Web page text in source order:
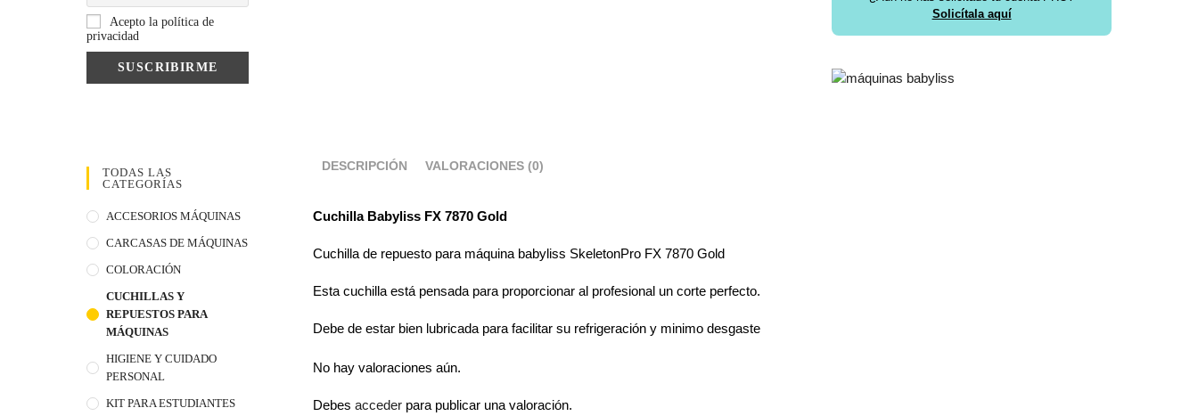
Acepto la política de
privacidad
TODAS LAS
CATEGORÍAS
ACCESORIOS MÁQUINAS
CARCASAS DE MÁQUINAS
COLORACIÓN
CUCHILLAS Y
REPUESTOS PARA
MÁQUINAS
HIGIENE Y CUIDADO
PERSONAL
KIT PARA ESTUDIANTES
Solicítala aquí
DESCRIPCIÓN VALORACIONES (0)
Cuchilla Babyliss FX 7870 Gold
Cuchilla de repuesto para máquina babyliss SkeletonPro FX 7870 Gold
Esta cuchilla está pensada para proporcionar al profesional un corte perfecto.
Debe de estar bien lubricada para facilitar su refrigeración y minimo desgaste
No hay valoraciones aún.
Debesacceder para publicar una valoración.